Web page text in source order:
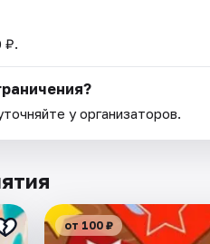
₽.
у организаторов.
от 100 ₽